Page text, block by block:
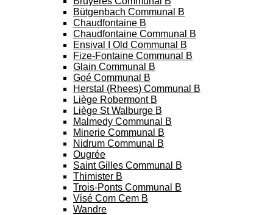
Bütgenbach Communal B
Chaudfontaine B
Chaudfontaine Communal B
Ensival I Old Communal B
Fize-Fontaine Communal B
Glain Communal B
Goé Communal B
Herstal (Rhees) Communal B
Liège Robermont B
Liège St Walburge B
Malmedy Communal B
Minerie Communal B
Nidrum Communal B
Ougrée
Saint Gilles Communal B
Thimister B
Trois-Ponts Communal B
Visé Com Cem B
Wandre